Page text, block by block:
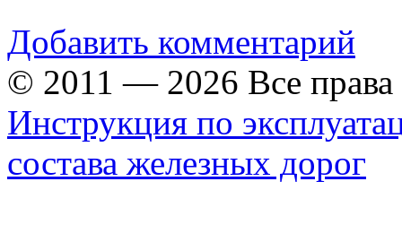
Добавить комментарий
© 2011 — 2026 Все
Инструкция по
состава железных дорог